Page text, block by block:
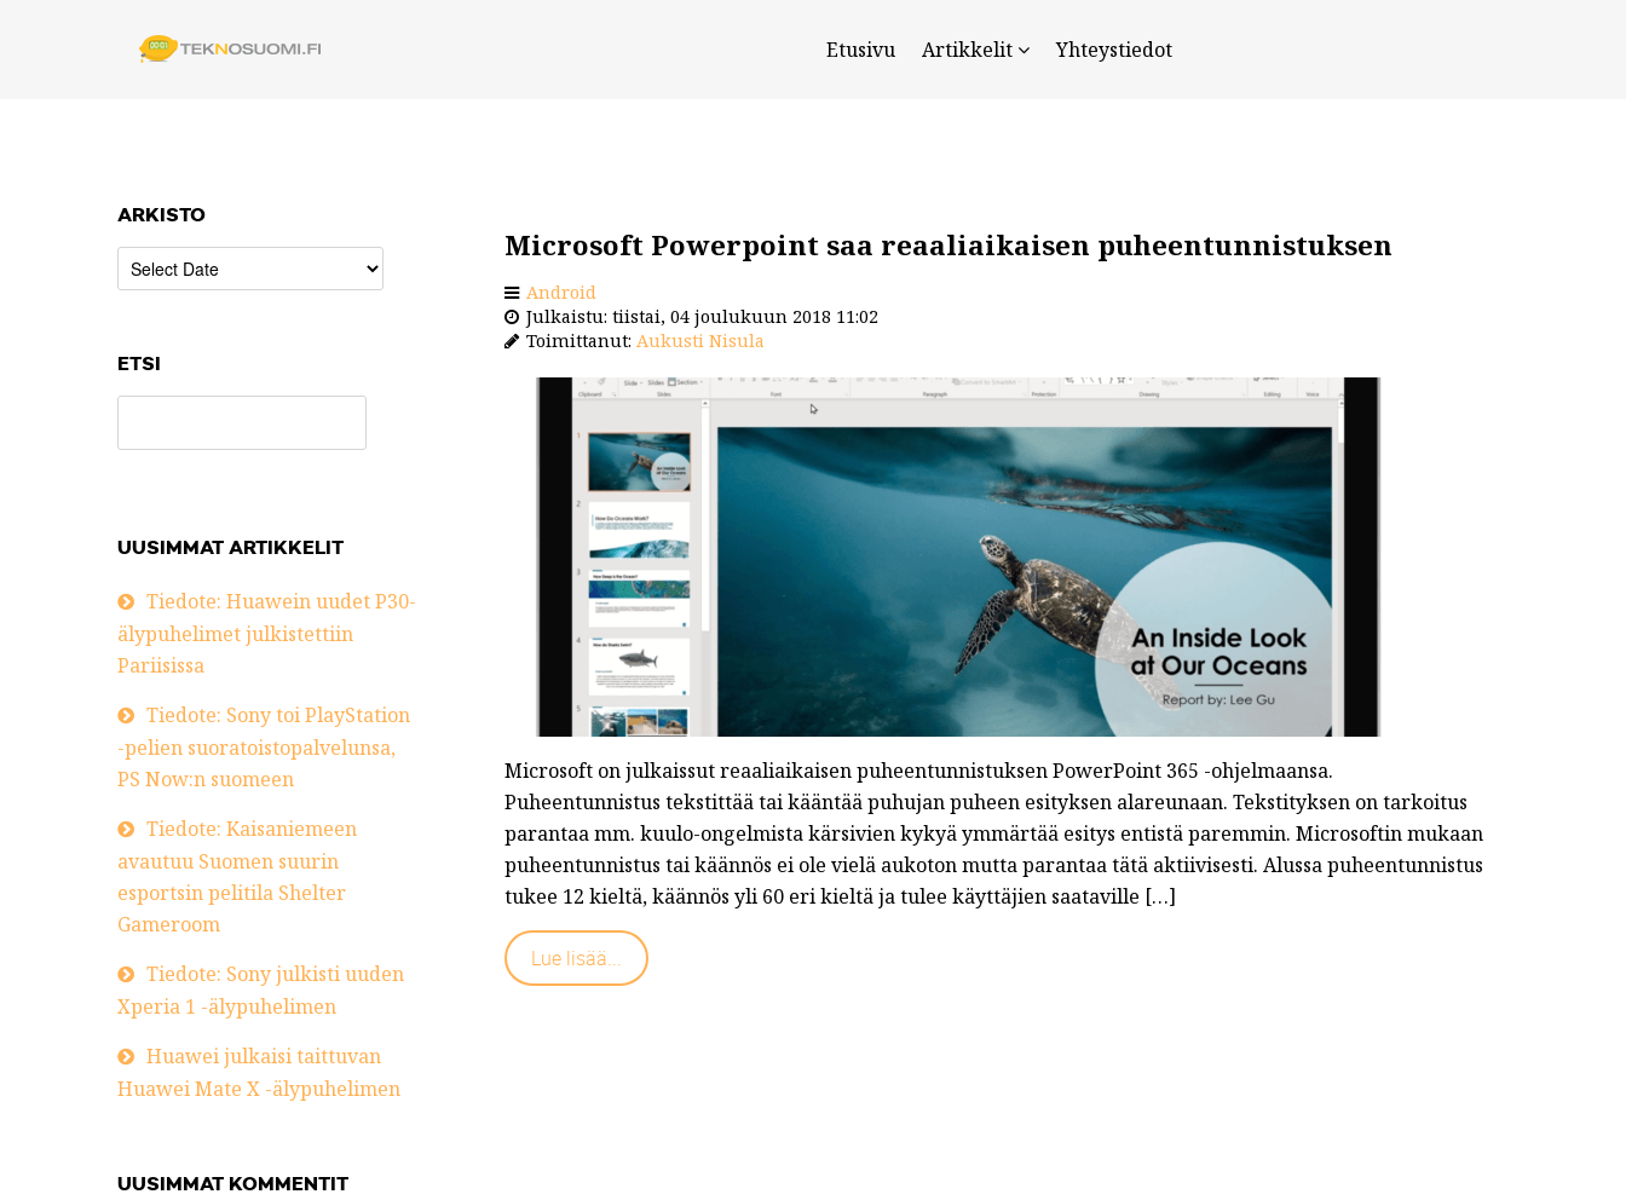
Etusivu Artikkelit Yhteystiedot
Microsoft Powerpoint saa reaaliaikaisen puheentunnistuksen
Android
Julkaistu: tiistai, 04 joulukuun 2018 11:02
Toimittanut: Aukusti Nisula
Microsoft on julkaissut reaaliaikaisen puheentunnistuksen PowerPoint 365 -ohjelmaansa.
Puheentunnistus tekstittää tai kääntää puhujan puheen esityksen alareunaan. Tekstityksen on tarkoitus
parantaa mm. kuulo-ongelmista kärsivien kykyä ymmärtää esitys entistä paremmin. Microsoftin mukaan
puheentunnistus tai käännös ei ole vielä aukoton mutta parantaa tätä aktiivisesti. Alussa puheentunnistus
tukee 12 kieltä, käännös yli 60 eri kieltä ja tulee käyttäjien saataville […]
Lue lisää...
ARKISTO
ETSI
UUSIMMAT ARTIKKELIT
Tiedote: Huawein uudet P30-
älypuhelimet julkistettiin
Pariisissa
Tiedote: Sony toi PlayStation
-pelien suoratoistopalvelunsa,
PS Now:n suomeen
Tiedote: Kaisaniemeen
avautuu Suomen suurin
esportsin pelitila Shelter
Gameroom
Tiedote: Sony julkisti uuden
Xperia 1 -älypuhelimen
Huawei julkaisi taittuvan
Huawei Mate X -älypuhelimen
UUSIMMAT KOMMENTIT